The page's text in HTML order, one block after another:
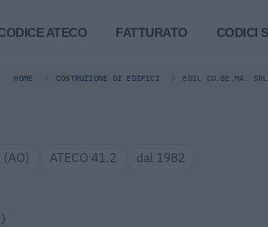
ATECO FATTURATO CODICI
HOME COSTRUZIONE DI EDIFICI EDIL CO.BE.MA. SRL
ATECO 41.2 dal 1982